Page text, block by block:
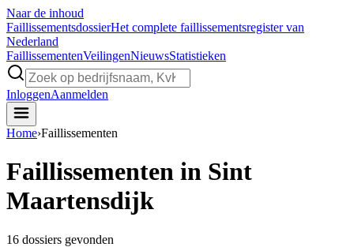
Naar de inhoud
FaillissementsdossierHet complete faillissementsregister van
Nederland
FaillissementenVeilingenNieuwsStatistieken
InloggenAanmelden
Home›Faillissementen
Faillissementen in Sint
Maartensdijk
16 dossiers gevonden